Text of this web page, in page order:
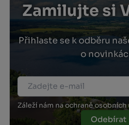
Zamilujte si
Přihlaste se k odběru
o
Záleží nám na ochraně osobních
Odebírat